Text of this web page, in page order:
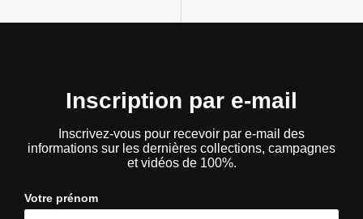
Inscription par e-mail
Inscrivez-vous pour recevoir par e-mail des
informations sur les dernières collections, campagnes
et vidéos de 100%.
Votre prénom